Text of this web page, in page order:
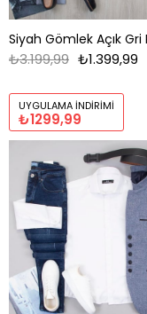
₺1.399,99
₺3.199,99
UYGULAMA İNDIRIMI
₺1299,99